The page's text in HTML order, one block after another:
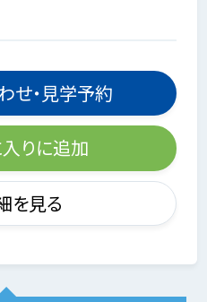
せ・見学予約
りに追加
を見る